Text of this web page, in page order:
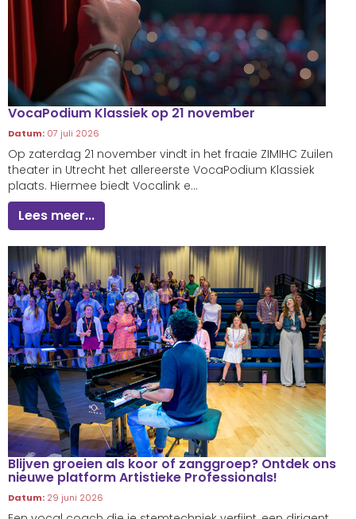
VocaPodium Klassiek op 21 november
Datum: 07 juli 2026
Op zaterdag 21 november vindt in het fraaie ZIMIHC Zuilen
theater in Utrecht het allereerste VocaPodium Klassiek
plaats. Hiermee biedt Vocalink e...
Lees meer...
Blijven groeien als koor of zanggroep? Ontdek ons
nieuwe platform Artistieke Professionals!
Datum: 29 juni 2026